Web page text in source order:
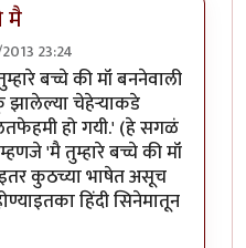
मै
23:24
बच्चे की मॉं बननेवाली
चेहेऱ्याकडे
हो गयी.' (हे सगळं
'मै तुम्हारे बच्चे की मॉं
कुठच्या भाषेत असूच
हिंदी सिनेमातून